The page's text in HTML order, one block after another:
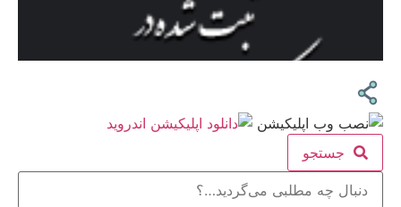
جستجو